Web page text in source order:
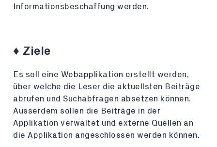
Informationsbeschaffung werden.
♦️ Ziele
Es soll eine Webapplikation erstellt werden,
über welche die Leser die aktuellsten Beiträge
abrufen und Suchabfragen absetzen können.
Ausserdem sollen die Beiträge in der
Applikation verwaltet und externe Quellen an
die Applikation angeschlossen werden können.